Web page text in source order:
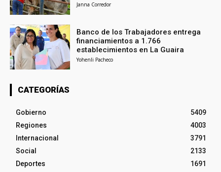
Janna Corredor
Banco de los Trabajadores entrega
financiamientos a 1.766
establecimientos en La Guaira
Yohenli Pacheco
CATEGORÍAS
Gobierno
5409
Regiones
4003
Internacional
3791
Social
2133
Deportes
1691